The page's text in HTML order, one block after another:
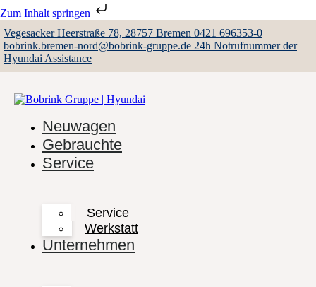
Zum Inhalt springen
Vegesacker Heerstraße 78, 28757 Bremen 0421 696353-0
bobrink.bremen-nord@bobrink-gruppe.de 24h Notrufnummer der
Hyundai Assistance
Neuwagen
Gebrauchte
Service
Service
Werkstatt
Unternehmen